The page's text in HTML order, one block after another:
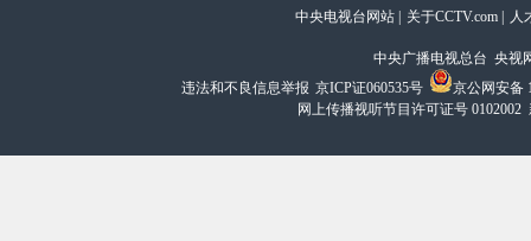
中央电视台网站 关于CCTV.com 人
中央广播电视总台 央视
违法和不良信息举报 京ICP证060535号
京公网安备
网上传播视听节目许可证号 0102002